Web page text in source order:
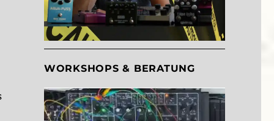
WORKSHOPS & BERATUNG